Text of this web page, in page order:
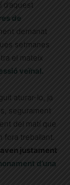
de
demanat
setmanes
el mateix
veïnal.
aturar-lo, ja
segurament
del matí que
fora treballant.
justament
d’una